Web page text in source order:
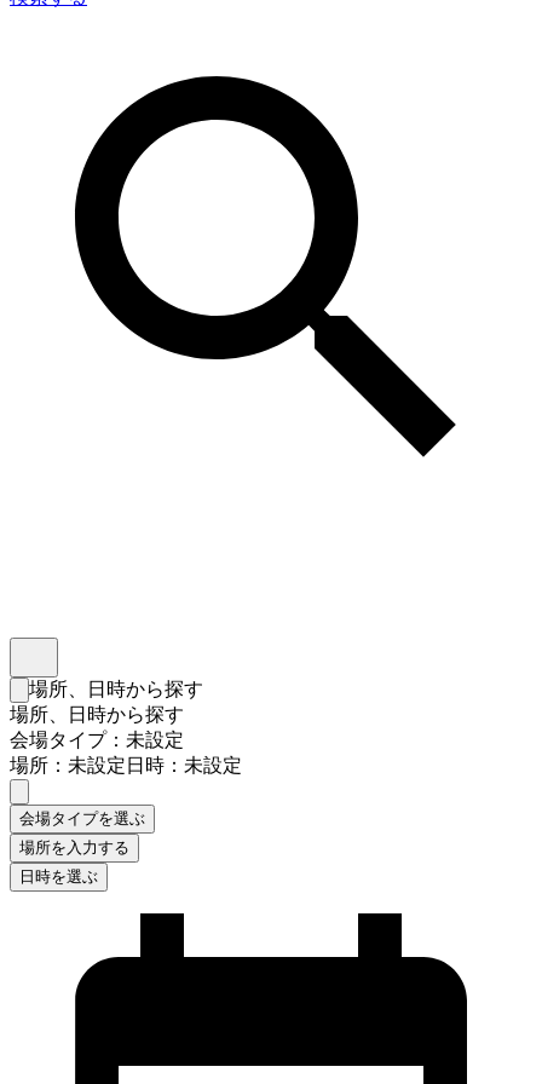
検索フォームを閉じる
場所、日時から探す
場所、日時から探す
会場タイプ：未設定
場所：未設定日時：未設定
会場タイプを選ぶ
場所を入力する
日時を選ぶ